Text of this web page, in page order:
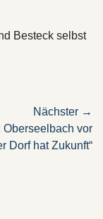
Besteck selbst
Nächster →
vor
Dorf hat Zukunft“